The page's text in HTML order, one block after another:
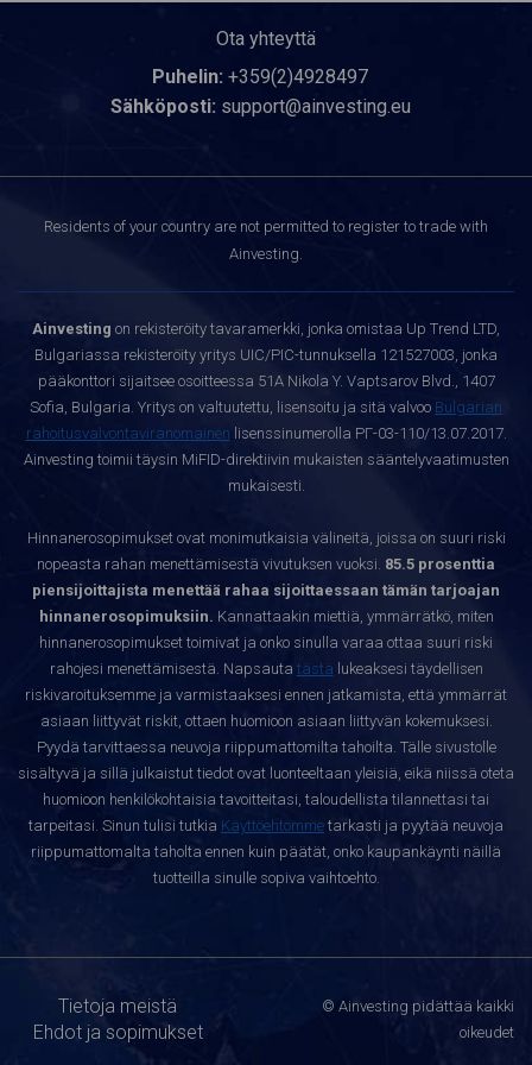
Ota yhteyttä
Puhelin: +359(2)4928497
Sähköposti: support@ainvesting.eu
Residents of your country are not permitted to register to trade with
Ainvesting.
Ainvesting on rekisteröity tavaramerkki, jonka omistaa Up Trend LTD,
Bulgariassa rekisteröity yritys UIC/PIC-tunnuksella 121527003, jonka
pääkonttori sijaitsee osoitteessa 51A Nikola Y. Vaptsarov Blvd., 1407
Sofia, Bulgaria. Yritys on valtuutettu, lisensoitu ja sitä valvoo Bulgarian
rahoitusvalvontaviranomainen lisenssinumerolla РГ-03-110/13.07.2017.
Ainvesting toimii täysin MiFID-direktiivin mukaisten sääntelyvaatimusten
mukaisesti.
Hinnanerosopimukset ovat monimutkaisia välineitä, joissa on suuri riski
nopeasta rahan menettämisestä vivutuksen vuoksi. 85.5 prosenttia
piensijoittajista menettää rahaa sijoittaessaan tämän tarjoajan
hinnanerosopimuksiin. Kannattaakin miettiä, ymmärrätkö, miten
hinnanerosopimukset toimivat ja onko sinulla varaa ottaa suuri riski
rahojesi menettämisestä. Napsauta tästä lukeaksesi täydellisen
riskivaroituksemme ja varmistaaksesi ennen jatkamista, että ymmärrät
asiaan liittyvät riskit, ottaen huomioon asiaan liittyvän kokemuksesi.
Pyydä tarvittaessa neuvoja riippumattomilta tahoilta. Tälle sivustolle
sisältyvä ja sillä julkaistut tiedot ovat luonteeltaan yleisiä, eikä niissä oteta
huomioon henkilökohtaisia tavoitteitasi, taloudellista tilannettasi tai
tarpeitasi. Sinun tulisi tutkia Käyttöehtomme tarkasti ja pyytää neuvoja
riippumattomalta taholta ennen kuin päätät, onko kaupankäynti näillä
tuotteilla sinulle sopiva vaihtoehto.
Tietoja meistä
Ehdot ja sopimukset
© Ainvesting pidättää kaikki
oikeudet